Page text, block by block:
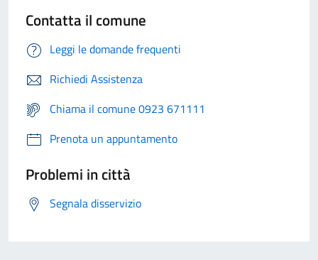
Contatta il comune
Leggi le domande frequenti
Richiedi Assistenza
Chiama il comune 0923 671111
Prenota un appuntamento
Problemi in città
Segnala disservizio